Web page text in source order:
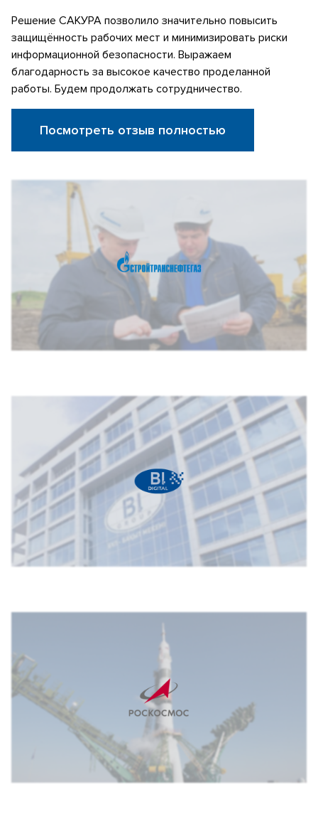
Решение САКУРА позволило значительно повысить
защищённость рабочих мест и минимизировать риски
информационной безопасности. Выражаем
благодарность за высокое качество проделанной
работы. Будем продолжать сотрудничество.
Посмотреть отзыв полностью